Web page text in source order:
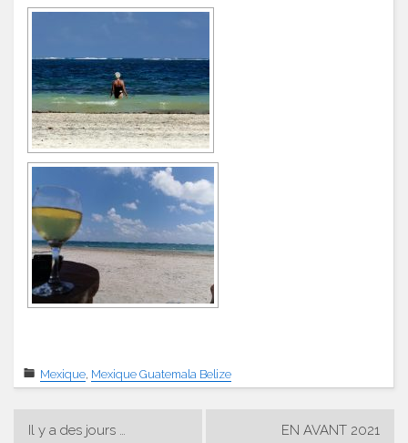
Mexique, Mexique Guatemala Belize
Navigation
Il y a des jours … EN AVANT 2021